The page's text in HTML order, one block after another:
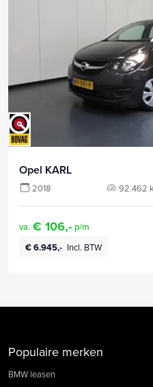
Opel KARL
2018 92.462
va. € 106,- p/m
€ 6.945,- Incl. BTW
Populaire merken
BMW leasen